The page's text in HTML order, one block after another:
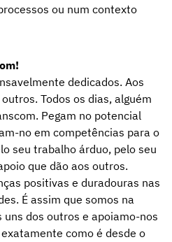
ou num contexto
dedicados. Aos
Todos os dias, alguém
Pegam no potencial
no em competências para o
seu trabalho árduo, pelo seu
que dão aos outros.
positivas e duradouras nas
É assim que somos na
uns dos outros e apoiamo-nos
como é desde o